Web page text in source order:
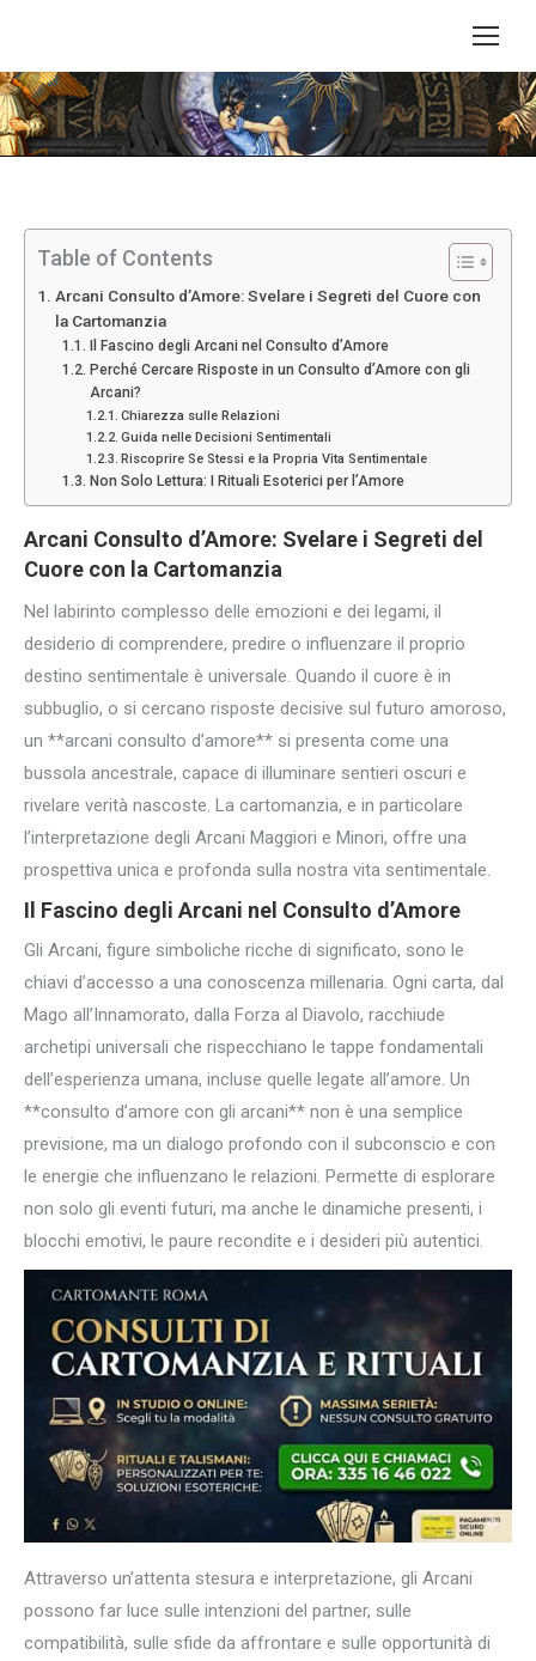
Tu sei qui:
Table of Contents
Arcani Consulto d’Amore: Svelare i Segreti del Cuore con
la Cartomanzia
Il Fascino degli Arcani nel Consulto d’Amore
Perché Cercare Risposte in un Consulto d’Amore con gli
Arcani?
Chiarezza sulle Relazioni
Guida nelle Decisioni Sentimentali
Riscoprire Se Stessi e la Propria Vita Sentimentale
Non Solo Lettura: I Rituali Esoterici per l’Amore
Arcani Consulto d’Amore: Svelare i Segreti del
Cuore con la Cartomanzia
Nel labirinto complesso delle emozioni e dei legami, il
desiderio di comprendere, predire o influenzare il proprio
destino sentimentale è universale. Quando il cuore è in
subbuglio, o si cercano risposte decisive sul futuro amoroso,
un **arcani consulto d’amore** si presenta come una
bussola ancestrale, capace di illuminare sentieri oscuri e
rivelare verità nascoste. La cartomanzia, e in particolare
l’interpretazione degli Arcani Maggiori e Minori, offre una
prospettiva unica e profonda sulla nostra vita sentimentale.
Il Fascino degli Arcani nel Consulto d’Amore
Gli Arcani, figure simboliche ricche di significato, sono le
chiavi d’accesso a una conoscenza millenaria. Ogni carta, dal
Mago all’Innamorato, dalla Forza al Diavolo, racchiude
archetipi universali che rispecchiano le tappe fondamentali
dell’esperienza umana, incluse quelle legate all’amore. Un
**consulto d’amore con gli arcani** non è una semplice
previsione, ma un dialogo profondo con il subconscio e con
le energie che influenzano le relazioni. Permette di esplorare
non solo gli eventi futuri, ma anche le dinamiche presenti, i
blocchi emotivi, le paure recondite e i desideri più autentici.
Attraverso un’attenta stesura e interpretazione, gli Arcani
possono far luce sulle intenzioni del partner, sulle
compatibilità, sulle sfide da affrontare e sulle opportunità di